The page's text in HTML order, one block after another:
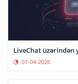
LiveChat üzərindən
01-04-2026